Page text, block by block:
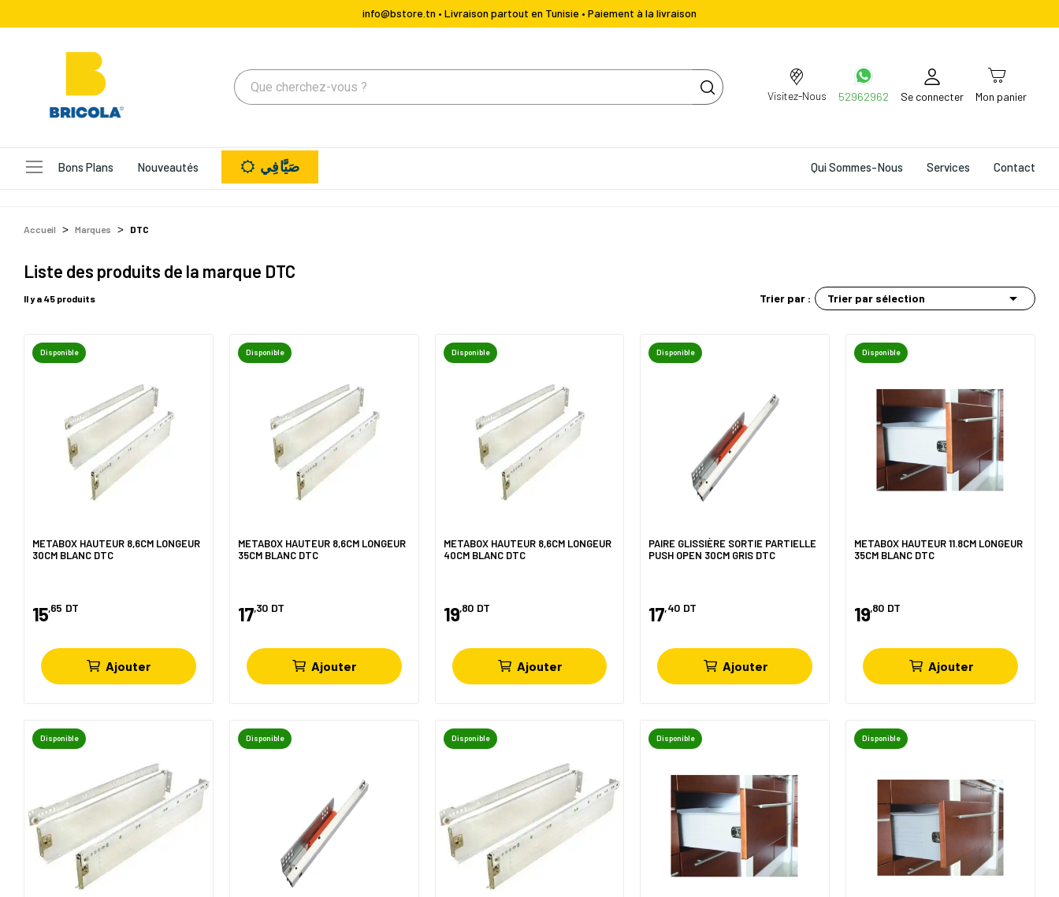
info@bstore.tn • Livraison partout en Tunisie • Paiement à la livraison
Visitez-Nous 52962962 Se connecter Mon panier
Bons Plans Nouveautés Qui Sommes-Nous Services Contact صَيَّافِي
Accueil Marques DTC
Liste des produits de la marque DTC
Il y a 45 produits Trier par : Trier par sélection 
Disponible
METABOX HAUTEUR 8,6CM LONGEUR
30CM BLANC DTC
15,65 DT
Ajouter
Disponible
METABOX HAUTEUR 8,6CM LONGEUR
35CM BLANC DTC
17,30 DT
Ajouter
Disponible
METABOX HAUTEUR 8,6CM LONGEUR
40CM BLANC DTC
19,80 DT
Ajouter
Disponible
PAIRE GLISSIÈRE SORTIE PARTIELLE
PUSH OPEN 30CM GRIS DTC
17,40 DT
Ajouter
Disponible
METABOX HAUTEUR 11.8CM LONGEUR
35CM BLANC DTC
19,80 DT
Ajouter
Disponible Disponible Disponible Disponible Disponible